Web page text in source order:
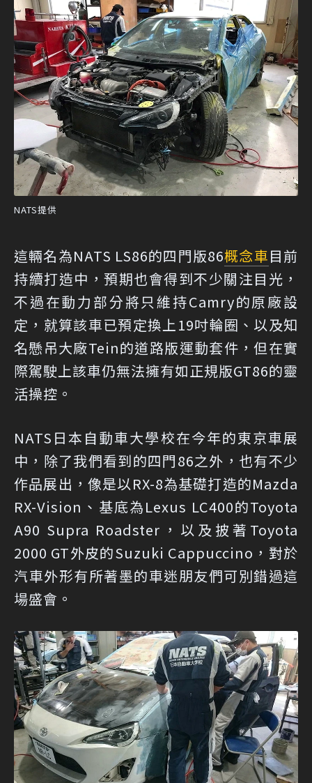
NATS提供
這輛名為NATS LS86的四門版86概念車目前
持續打造中，預期也會得到不少關注目光，
不過在動力部分將只維持Camry的原廠設
定，就算該車已預定換上19吋輪圈、以及知
名懸吊大廠Tein的道路版運動套件，但在實
際駕駛上該車仍無法擁有如正規版GT86的靈
活操控。
NATS日本自動車大學校在今年的東京車展
中，除了我們看到的四門86之外，也有不少
作品展出，像是以RX-8為基礎打造的Mazda
RX-Vision、基底為Lexus LC400的Toyota
A90 Supra Roadster，以及披著Toyota
2000 GT外皮的Suzuki Cappuccino，對於
汽車外形有所著墨的車迷朋友們可別錯過這
場盛會。